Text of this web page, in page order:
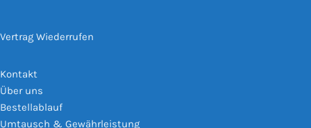
Vertrag Wiederrufen
Kontakt
Über uns
Bestellablauf
Umtausch & Gewährleistung